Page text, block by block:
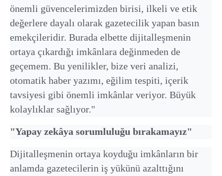
önemli güvencelerimizden birisi, ilkeli ve etik
değerlere dayalı olarak gazetecilik yapan basın
emekçileridir. Burada elbette dijitalleşmenin
ortaya çıkardığı imkânlara değinmeden de
geçemem. Bu yenilikler, bize veri analizi,
otomatik haber yazımı, eğilim tespiti, içerik
tavsiyesi gibi önemli imkânlar veriyor. Büyük
kolaylıklar sağlıyor."
⁠"Yapay zekâya sorumluluğu bırakamayız"
Dijitalleşmenin ortaya koyduğu imkânların bir
anlamda gazetecilerin iş yükünü azalttığını